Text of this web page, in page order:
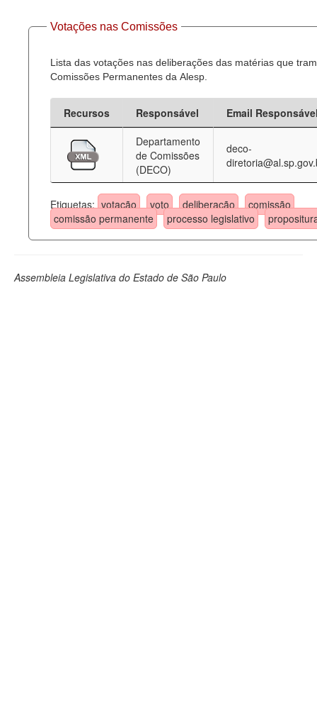
Votações nas Comissões
Lista das votações nas deliberações das matérias que
Comissões Permanentes da Alesp.
Recursos Responsável
Email
Departamento
de Comissões
(DECO)
deco-
Etiquetas: votação voto deliberação
comissão
comissão permanente
processo legislativo
Assembleia Legislativa do Estado de São Paulo